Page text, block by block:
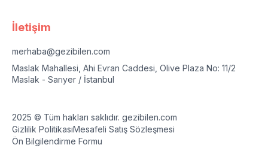
İletişim
merhaba@gezibilen.com
Maslak Mahallesi, Ahi Evran Caddesi, Olive Plaza No: 11/2
Maslak - Sarıyer / İstanbul
2025 © Tüm hakları saklıdır. gezibilen.com
Gizlilik PolitikasıMesafeli Satış Sözleşmesi
Ön Bilgilendirme Formu